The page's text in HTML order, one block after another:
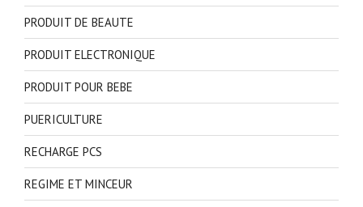
PRODUIT DE BEAUTE
PRODUIT ELECTRONIQUE
PRODUIT POUR BEBE
PUERICULTURE
RECHARGE PCS
REGIME ET MINCEUR